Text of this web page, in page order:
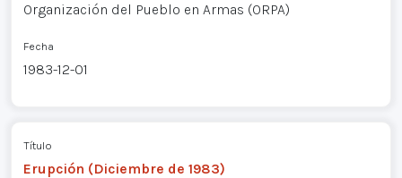
Organización del Pueblo en Armas (ORPA)
Fecha
1983-12-01
Título
Erupción (Diciembre de 1983)